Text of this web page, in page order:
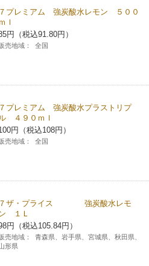
限定）
７プレミアム 強炭酸水レモン ５００
ｍｌ
円（税込91.80円）
売地域： 全国
７プレミアム 強炭酸水プラストリプ
４９０ｍｌ
円（税込108円）
売地域： 全国
７ザ・プライス 強炭酸水レモ
１Ｌ
円（税込105.84円）
売地域：
青森県、岩手県、宮城県、秋田県、
形県